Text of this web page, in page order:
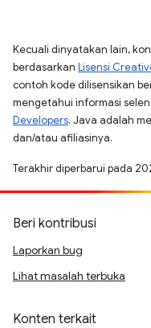
Kecuali dinyatakan lain,
berdasarkan Lisensi
contoh kode dilisensikan
mengetahui informasi
Developers. Java adalah
dan/atau afiliasinya.
Terakhir diperbarui pada
Beri kontribusi
Laporkan bug
Lihat masalah terbuka
Konten terkait